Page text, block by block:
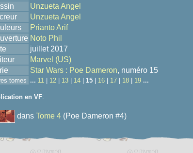
Unzueta Angel
Unzueta Angel
Prianto Arif
Noto Phil
juillet 2017
Marvel (US)
Star Wars : Poe Dameron, numéro 15
tomes ... 11 12 13 14 15 16 17 18 19 ...
en VF:
dans Tome 4 (Poe Dameron #4)